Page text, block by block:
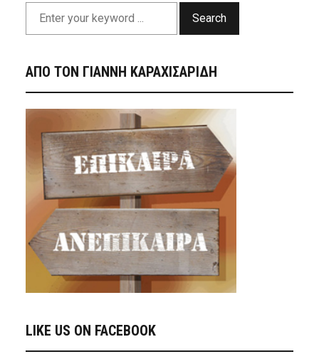
Search
ΑΠΟ ΤΟΝ ΓΙΑΝΝΗ ΚΑΡΑΧΙΣΑΡΙΔΗ
LIKE US ON FACEBOOK